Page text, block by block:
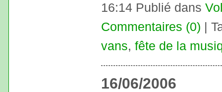
16:14 Publié dans
Commentaires (0) |
vans, fête de la
16/06/2006